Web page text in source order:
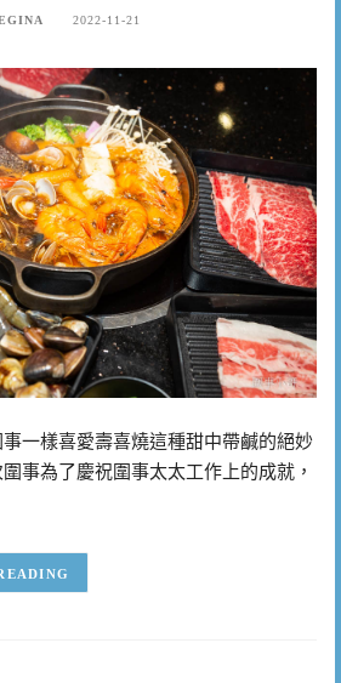
2022-11-21
一樣喜愛壽喜燒這種甜中帶鹹的絕妙
事為了慶祝圍事太太工作上的成就，